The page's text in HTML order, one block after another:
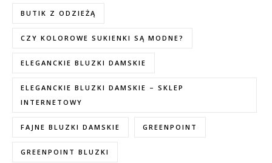
BUTIK Z ODZIEŻĄ
CZY KOLOROWE SUKIENKI SĄ MODNE?
ELEGANCKIE BLUZKI DAMSKIE
ELEGANCKIE BLUZKI DAMSKIE – SKLEP
INTERNETOWY
FAJNE BLUZKI DAMSKIE GREENPOINT
GREENPOINT BLUZKI